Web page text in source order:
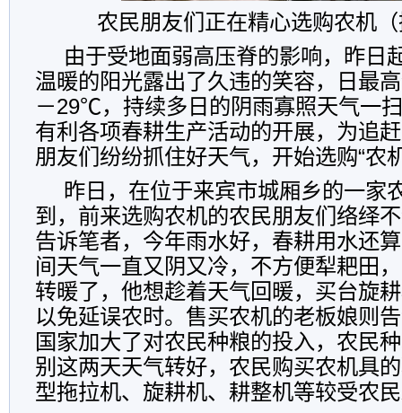
农民朋友们正在精心选购农机
由于受地面弱高压脊的影响，昨日
温暖的阳光露出了久违的笑容，日最
－29℃，持续多日的阴雨寡照天气一
有利各项春耕生产活动的开展，为追
朋友们纷纷抓住好天气，开始选购“农
昨日，在位于来宾市城厢乡的一家
到，前来选购农机的农民朋友们络绎
告诉笔者，今年雨水好，春耕用水还
间天气一直又阴又冷，不方便犁耙田
转暖了，他想趁着天气回暖，买台旋
以免延误农时。售买农机的老板娘则
国家加大了对农民种粮的投入，农民
别这两天天气转好，农民购买农机具
型拖拉机、旋耕机、耕整机等较受农